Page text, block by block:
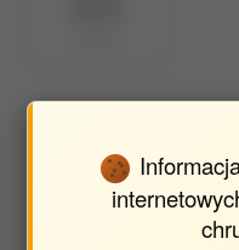
Wyszukaj
Znajdź publikacje